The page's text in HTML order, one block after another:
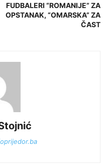
FUDBALERI “ROMANIJE” ZA
OPSTANAK, “OMARSKA” ZA
ČAST